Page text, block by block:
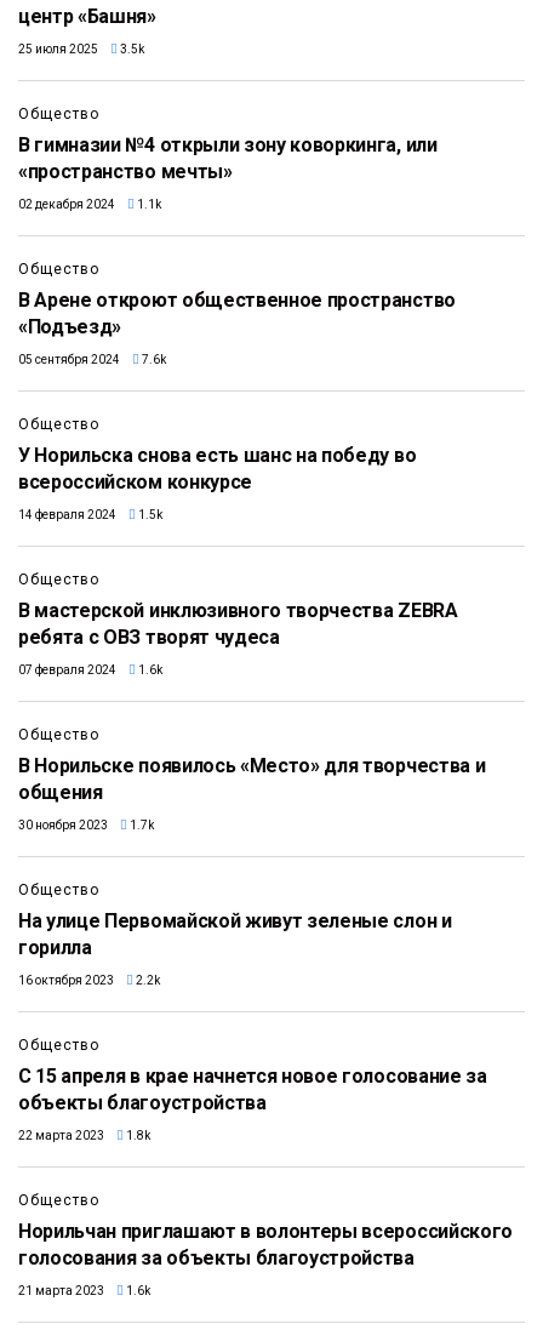
центр «Башня»
25 июля 2025 3.5k
Общество
В гимназии №4 открыли зону коворкинга, или
«пространство мечты»
02 декабря 2024 1.1k
Общество
В Арене откроют общественное пространство
«Подъезд»
05 сентября 2024 7.6k
Общество
У Норильска снова есть шанс на победу во
всероссийском конкурсе
14 февраля 2024 1.5k
Общество
В мастерской инклюзивного творчества ZEBRA
ребята с ОВЗ творят чудеса
07 февраля 2024 1.6k
Общество
В Норильске появилось «Место» для творчества и
общения
30 ноября 2023 1.7k
Общество
На улице Первомайской живут зеленые слон и
горилла
16 октября 2023 2.2k
Общество
С 15 апреля в крае начнется новое голосование за
объекты благоустройства
22 марта 2023 1.8k
Общество
Норильчан приглашают в волонтеры всероссийского
голосования за объекты благоустройства
21 марта 2023 1.6k